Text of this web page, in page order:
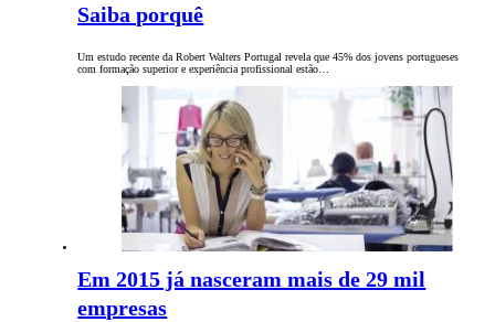
Saiba porquê
Um estudo recente da Robert Walters Portugal revela que 45% dos jovens portugueses
com formação superior e experiência profissional estão…
Em 2015 já nasceram mais de 29 mil
empresas